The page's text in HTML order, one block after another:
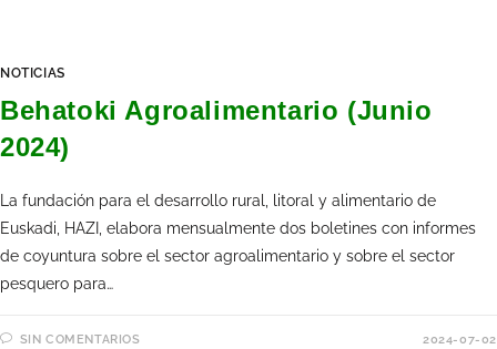
NOTICIAS
Behatoki Agroalimentario (Junio
2024)
La fundación para el desarrollo rural, litoral y alimentario de
Euskadi, HAZI, elabora mensualmente dos boletines con informes
de coyuntura sobre el sector agroalimentario y sobre el sector
pesquero para…
SIN COMENTARIOS 2024-07-02